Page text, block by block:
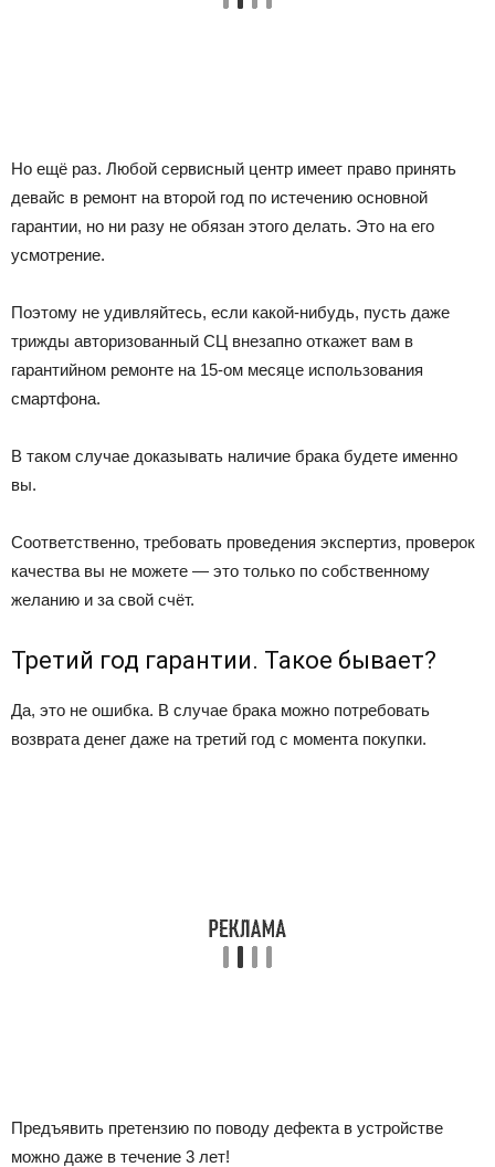
Но ещё раз. Любой сервисный центр имеет право принять
девайс в ремонт на второй год по истечению основной
гарантии, но ни разу не обязан этого делать. Это на его
усмотрение.
Поэтому не удивляйтесь, если какой-нибудь, пусть даже
трижды авторизованный СЦ внезапно откажет вам в
гарантийном ремонте на 15-ом месяце использования
смартфона.
В таком случае доказывать наличие брака будете именно
вы.
Соответственно, требовать проведения экспертиз, проверок
качества вы не можете — это только по собственному
желанию и за свой счёт.
Третий год гарантии. Такое бывает?
Да, это не ошибка. В случае брака можно потребовать
возврата денег даже на третий год с момента покупки.
Предъявить претензию по поводу дефекта в устройстве
можно даже в течение 3 лет!